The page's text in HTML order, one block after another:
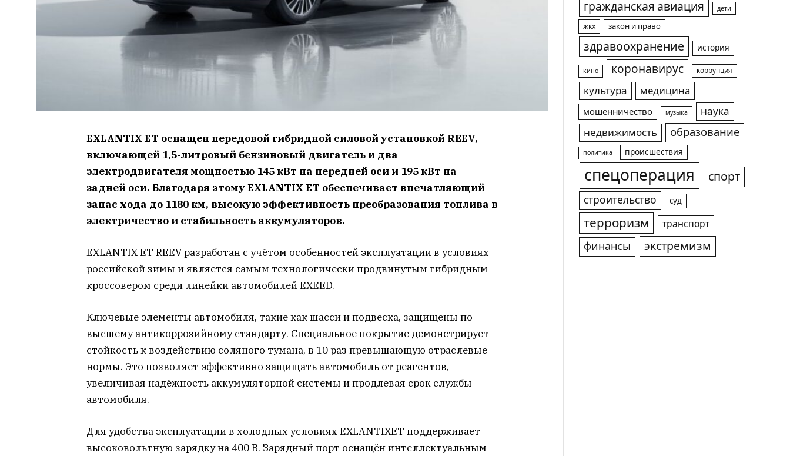
EXLANTIX ET оснащен передовой гибридной силовой установкой REEV,
включающей 1,5-литровый бензиновый двигатель и два
электродвигателя мощностью 145 кВт на передней оси и 195 кВт на
задней оси. Благодаря этому EXLANTIX ET обеспечивает впечатляющий
запас хода до 1180 км, высокую эффективность преобразования топлива в
электричество и стабильность аккумуляторов.
EXLANTIX ET REEV разработан с учётом особенностей эксплуатации в условиях
российской зимы и является самым технологически продвинутым гибридным
кроссовером среди линейки автомобилей EXEED.
Ключевые элементы автомобиля, такие как шасси и подвеска, защищены по
высшему антикоррозийному стандарту. Специальное покрытие демонстрирует
стойкость к воздействию соляного тумана, в 10 раз превышающую отраслевые
нормы. Это позволяет эффективно защищать автомобиль от реагентов,
увеличивая надёжность аккумуляторной системы и продлевая срок службы
автомобиля.
Для удобства эксплуатации в холодных условиях EXLANTIXET поддерживает
высоковольтную зарядку на 400 В. Зарядный порт оснащён интеллектуальным
гражданская авиация дети
жкх закон и право
здравоохранение история
кино коронавирус коррупция
культура медицина
мошенничество музыка
наука
недвижимость
образование
политика происшествия
спецоперация спорт
строительство суд
терроризм транспорт
финансы экстремизм